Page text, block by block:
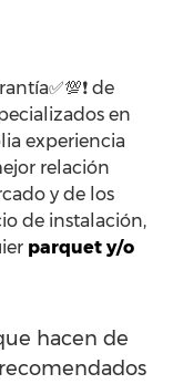
de
en
experiencia
relación
y de los
de instalación,
parquet y/o
hacen de